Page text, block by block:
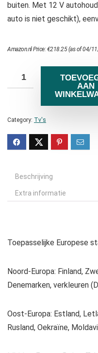
buiten. Met 12 V
auto is niet geschikt),
Amazon.nl Price:€218.25(as of 04/
AAN
Category: Tv's
Beschrijving
Extra informatie
Toepasselijke Europese
Noord-Europa: Finland,
Denemarken, verkleuren
Oost-Europa: Estland,
Rusland, Oekraïne,